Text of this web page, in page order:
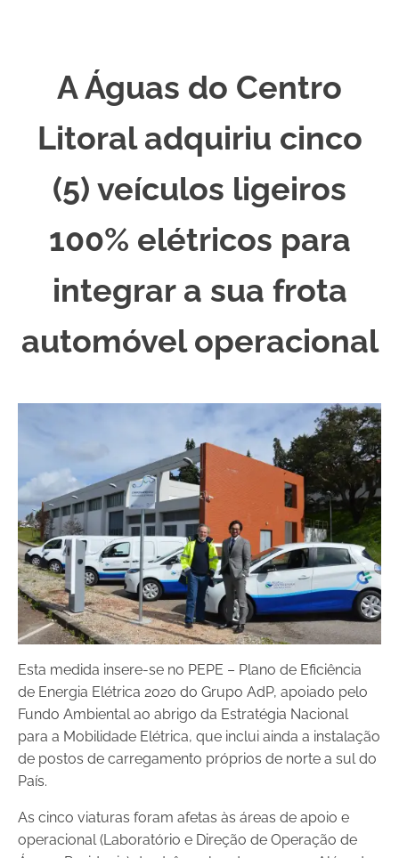
A Águas do Centro
Litoral adquiriu cinco
(5) veículos ligeiros
100% elétricos para
integrar a sua frota
automóvel operacional
Esta medida insere-se no PEPE – Plano de Eficiência
de Energia Elétrica 2020 do Grupo AdP, apoiado pelo
Fundo Ambiental ao abrigo da Estratégia Nacional
para a Mobilidade Elétrica, que inclui ainda a instalação
de postos de carregamento próprios de norte a sul do
País.
As cinco viaturas foram afetas às áreas de apoio e
operacional (Laboratório e Direção de Operação de